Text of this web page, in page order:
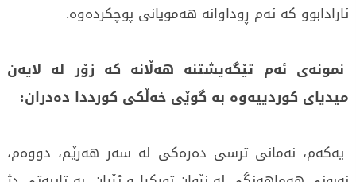
ئارادابوو کە ئەم ڕوداوانە هەمویانی پوچکردەوە.
نمونەی ئەم تێگەیشتنە هەڵانە کە زۆر لە لایەن
میدیای کوردییەوە بە گوێی خەڵكی کورددا دەدران:
یەکەم، نەمانی ترسی دەرەکی لە سەر هەرێم، دووەم،